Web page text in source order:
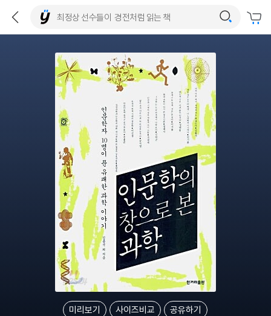
미리보기 사이즈비교 공유하기